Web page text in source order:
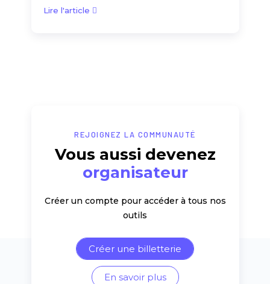
Lire l'article
REJOIGNEZ LA COMMUNAUTÉ
Vous aussi devenez
organisateur
Créer un compte pour accéder à tous nos
outils
Créer une billetterie
En savoir plus